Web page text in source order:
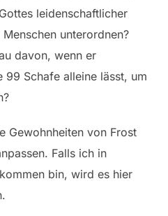
leidenschaftlicher
unterordnen?
davon, wenn er
Schafe alleine lässt, um
Gewohnheiten von Frost
Falls ich in
bin, wird es hier